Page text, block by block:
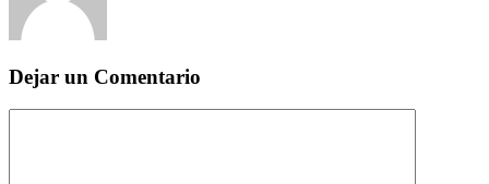
Dejar un Comentario